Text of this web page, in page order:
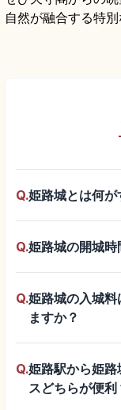
自然が融合する特
Q.姫路城とは何が
Q.姫路城の開城時
Q.姫路城の入城料
ますか？
Q.姫路駅から姫
スどちらが便利